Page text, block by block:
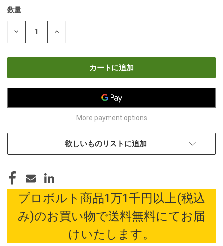
現
数量
数
ら
数
や
More payment options
欲しいものリストに追加
プロボルト商品1万1千円以上(税込
み)のお買い物で送料無料にてお届
けいたします。